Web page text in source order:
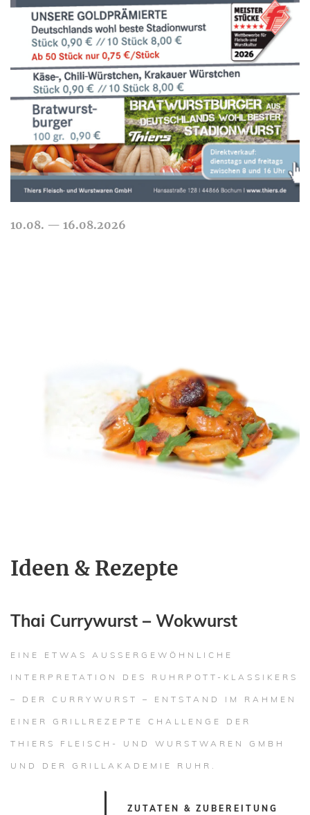
MEHR
10.08. — 16.08.2026
Ideen & Rezepte
Thai Currywurst – Wokwurst
EINE ETWAS AUSSERGEWÖHNLICHE I
NTERPRETATION DES RUHRPOTT-KLASSIKERS –
DER CURRYWURST – ENTSTAND IM RAHMEN E
INER GRILLREZEPTE CHALLENGE DER T
HIERS FLEISCH- UND WURSTWAREN GMBH U
ND DER GRILLAKADEMIE RUHR.
ZUTATEN & ZUBEREITUNG